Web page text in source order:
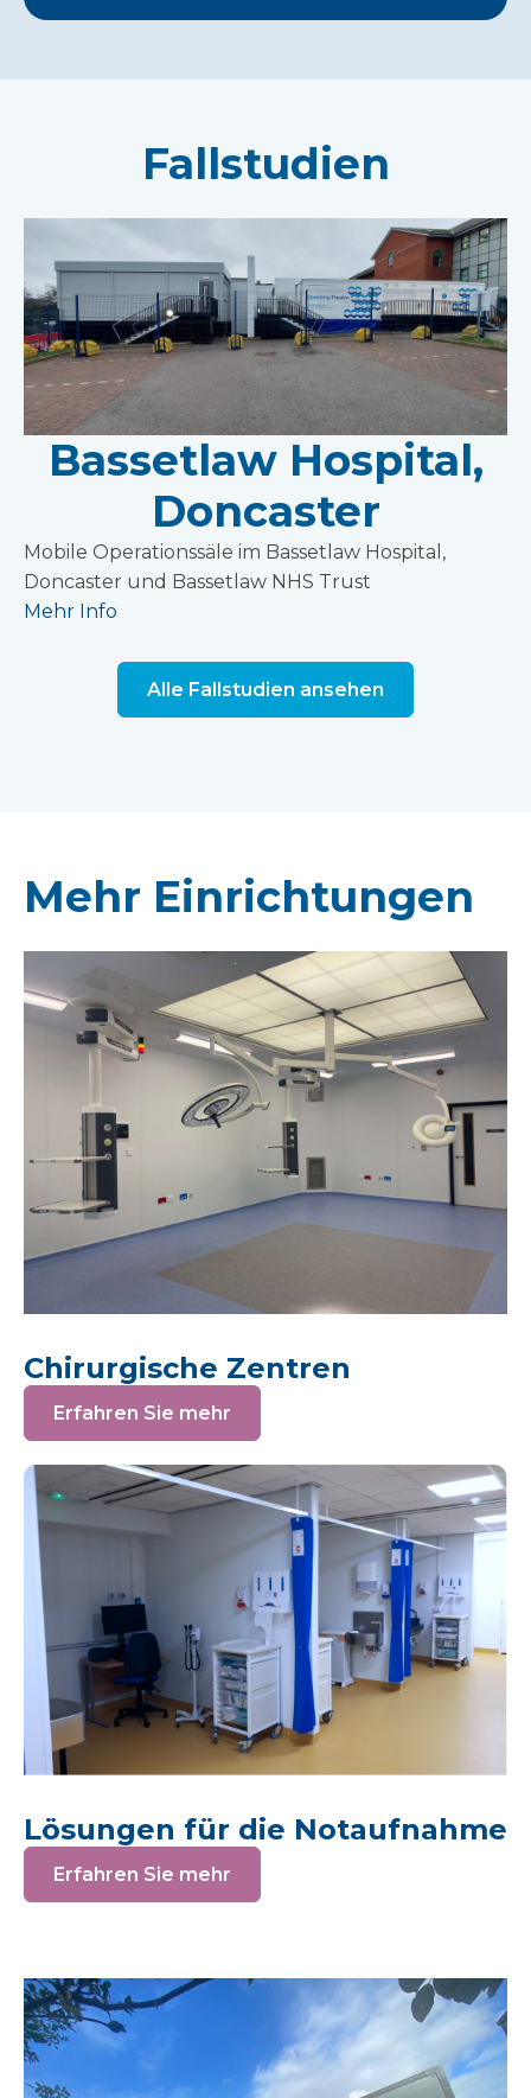
Fallstudien
Bassetlaw Hospital,
Doncaster
Mobile Operationssäle im Bassetlaw Hospital,
Doncaster und Bassetlaw NHS Trust
Mehr Info
Alle Fallstudien ansehen
Mehr Einrichtungen
Chirurgische Zentren
Erfahren Sie mehr
Lösungen für die Notaufnahme
Erfahren Sie mehr